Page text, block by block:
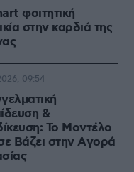
φοιτητική
στην καρδιά της
&
Το Mοντέλο
Bάζει στην Aγορά
09:54